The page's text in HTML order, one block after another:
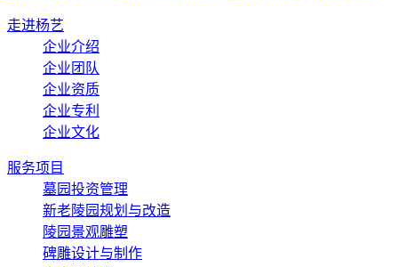
走进杨艺
企业介绍
企业团队
企业资质
企业专利
企业文化
服务项目
墓园投资管理
新老陵园规划与改造
陵园景观雕塑
碑雕设计与制作